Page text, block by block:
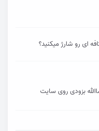
ای رو شارژ میکنید؟
بزودی روی سایت